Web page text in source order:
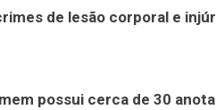
de lesão corporal e
possui cerca de 30